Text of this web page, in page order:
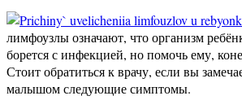
лимфоузлы означают, что организм
борется с инфекцией, но помочь ему,
Стоит обратиться к врачу, если вы
малышом следующие симптомы.